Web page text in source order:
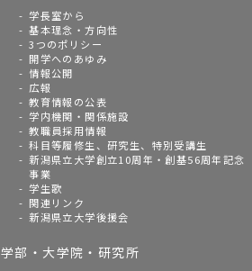
学長室から
基本理念・方向性
3つのポリシー
開学へのあゆみ
情報公開
広報
教育情報の公表
学内機関・関係施設
教職員採用情報
科目等履修生、研究生、特別受講生
新潟県立大学創立10周年・創基56周年記念
事業
学生歌
関連リンク
新潟県立大学後援会
学部・大学院・研究所